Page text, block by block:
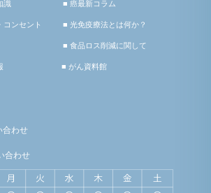
識 ■ 癌最新コラム
コンセント ■ 光免疫療法とは何か？
■ 食品ロス削減に関して
■ がん資料館
合わせ
合わせ